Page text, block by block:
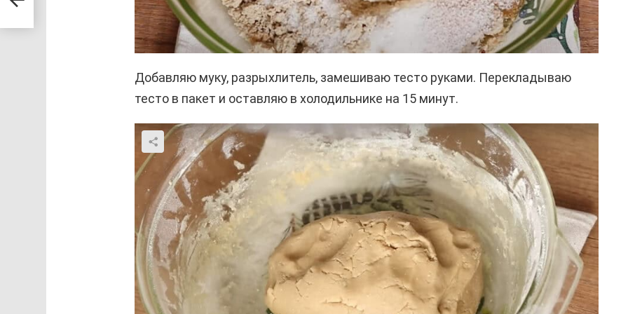
Добавляю муку, разрыхлитель, замешиваю тесто руками. Перекладываю
тесто в пакет и оставляю в холодильнике на 15 минут.